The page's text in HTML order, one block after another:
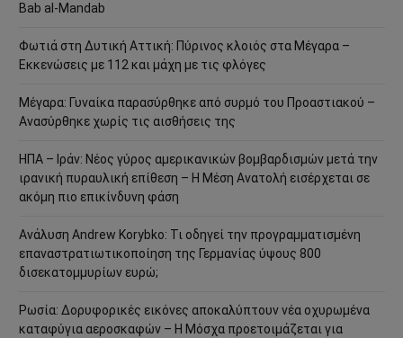
Bab al-Mandab
Φωτιά στη Δυτική Αττική: Πύρινος κλοιός στα Μέγαρα –
Εκκενώσεις με 112 και μάχη με τις φλόγες
Μέγαρα: Γυναίκα παρασύρθηκε από συρμό του Προαστιακού –
Ανασύρθηκε χωρίς τις αισθήσεις της
ΗΠΑ – Ιράν: Νέος γύρος αμερικανικών βομβαρδισμών μετά την
ιρανική πυραυλική επίθεση – Η Μέση Ανατολή εισέρχεται σε
ακόμη πιο επικίνδυνη φάση
Ανάλυση Andrew Korybko: Τι οδηγεί την προγραμματισμένη
επαναστρατιωτικοποίηση της Γερμανίας ύψους 800
δισεκατομμυρίων ευρώ;
Ρωσία: Δορυφορικές εικόνες αποκαλύπτουν νέα οχυρωμένα
καταφύγια αεροσκαφών – Η Μόσχα προετοιμάζεται για